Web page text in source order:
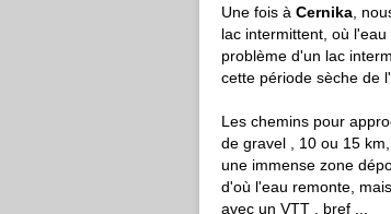
Une fois à Cernika ,
lac intermittent, où
problème d'un lac
cette période sèche de
Les chemins pour
de gravel , 10 ou 15
une immense zone
d'où l'eau remonte,
avec un VTT , bref ...